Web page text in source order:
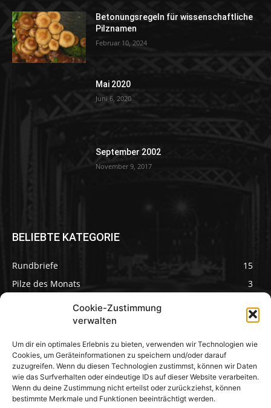
Cookie-Zustimmung
verwalten
Um dir ein optimales Erlebnis zu bieten, verwenden wir Technologien wie
Cookies, um Geräteinformationen zu speichern und/oder darauf
zuzugreifen. Wenn du diesen Technologien zustimmst, können wir Daten
wie das Surfverhalten oder eindeutige IDs auf dieser Website verarbeiten.
Wenn du deine Zustimmung nicht erteilst oder zurückziehst, können
bestimmte Merkmale und Funktionen beeinträchtigt werden.
Betonungsregeln für wissenschaftliche
Pilznamen
Februar 10, 2024
Mai 2020
Juni 6, 2020
September 2002
November 9, 2017
BELIEBTE KATEGORIE
Rundbriefe
15
Pilze des Monats
3
Pilzseite
Seltene Pilze aus
Mainfranken und
Deutschland